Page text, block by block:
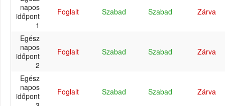
napos
időpont
1
Foglalt Szabad Szabad Zárva
Egész
napos
időpont
2
Foglalt Szabad Szabad Zárva
Egész
napos
időpont
Foglalt Szabad Szabad Zárva